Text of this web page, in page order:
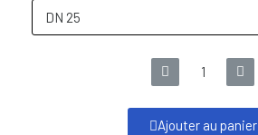
Ajouter au panier